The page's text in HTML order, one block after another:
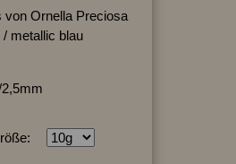
von Ornella Preciosa
metallic blau